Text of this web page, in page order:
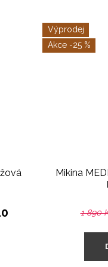
Výprodej
-25 %
Mikina
1 890